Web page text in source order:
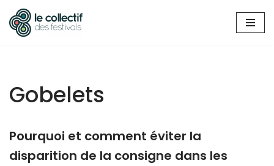
Aller
Gobelets
Pourquoi et comment éviter la
disparition de la consigne dans les